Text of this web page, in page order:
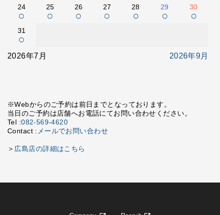
24
○
25
○
26
○
27
○
28
○
29
○
30
○
31
○
2026年7月 2026年9月
※Webからのご予約は前日までとなっております。
当日のご予約は店舗へお電話にてお問い合わせください。
Tel :082-569-4620
Contact : メールでお問い合わせ
＞ 広島店の詳細はこちら